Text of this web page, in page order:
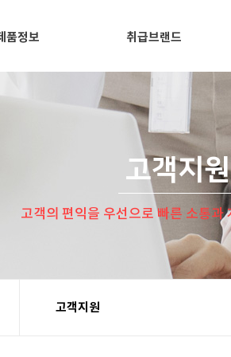
품정보 취급브랜드
고객지원
고객의 편익을 우선으로 빠른 소통과
고객지원